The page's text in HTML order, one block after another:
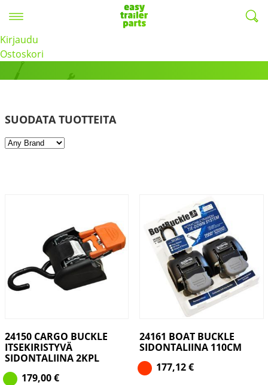
Kirjaudu
Ostoskori
Sidontaliinat
SUODATA TUOTTEITA
24150 CARGO BUCKLE
ITSEKIRISTYVÄ
SIDONTALIINA 2KPL
179,00€
24161 BOAT BUCKLE
SIDONTALIINA 110CM
177,12€